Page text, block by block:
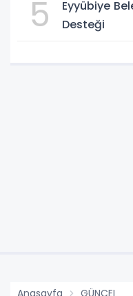
5
Eyyübiye
Desteği
Anasayfa GÜNCEL